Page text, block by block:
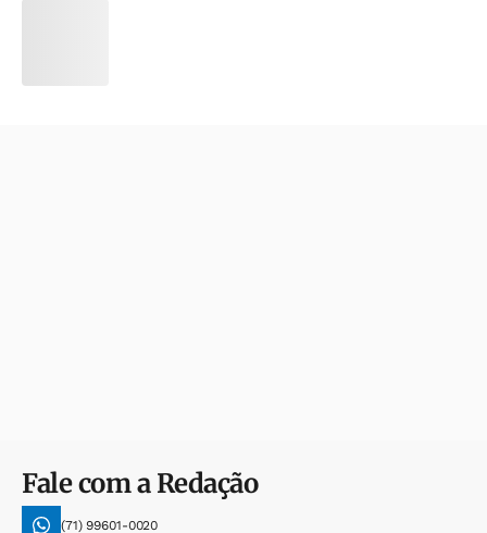
Fale com a Redação
(71) 99601-0020